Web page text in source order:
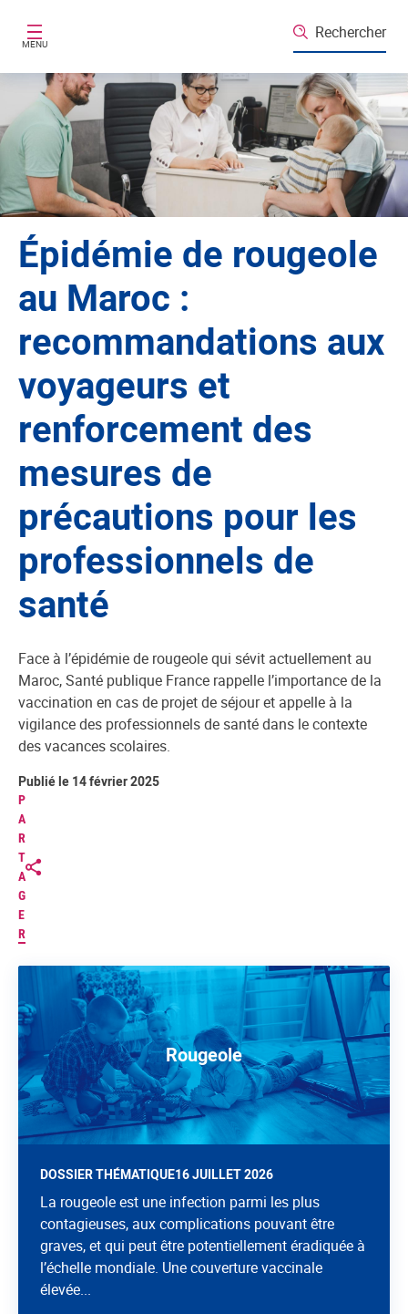
MENU
Rechercher
Épidémie de rougeole
au Maroc :
recommandations aux
voyageurs et
renforcement des
mesures de
précautions pour les
professionnels de
santé
Face à l’épidémie de rougeole qui sévit actuellement au
Maroc, Santé publique France rappelle l’importance de la
vaccination en cas de projet de séjour et appelle à la
vigilance des professionnels de santé dans le contexte
des vacances scolaires.
P
A
R
T
A
G
E
R
Publié le 14 février 2025
Rougeole
DOSSIER THÉMATIQUE16 JUILLET 2026
La rougeole est une infection parmi les plus
contagieuses, aux complications pouvant être
graves, et qui peut être potentiellement éradiquée à
l’échelle mondiale. Une couverture vaccinale
élevée...